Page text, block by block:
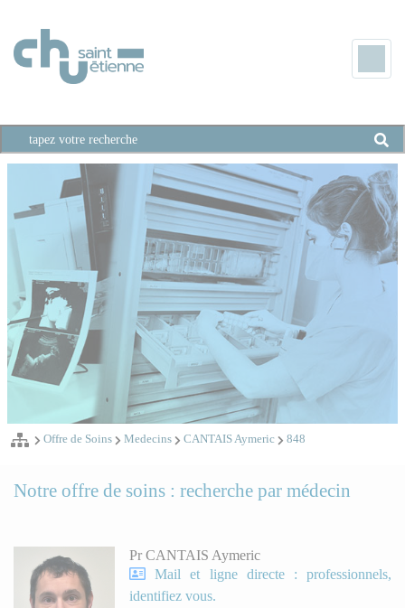
Offre de Soins Medecins CANTAIS Aymeric 848
Notre offre de soins : recherche par médecin
Pr CANTAIS Aymeric
Mail et ligne directe : professionnels,
identifiez vous.